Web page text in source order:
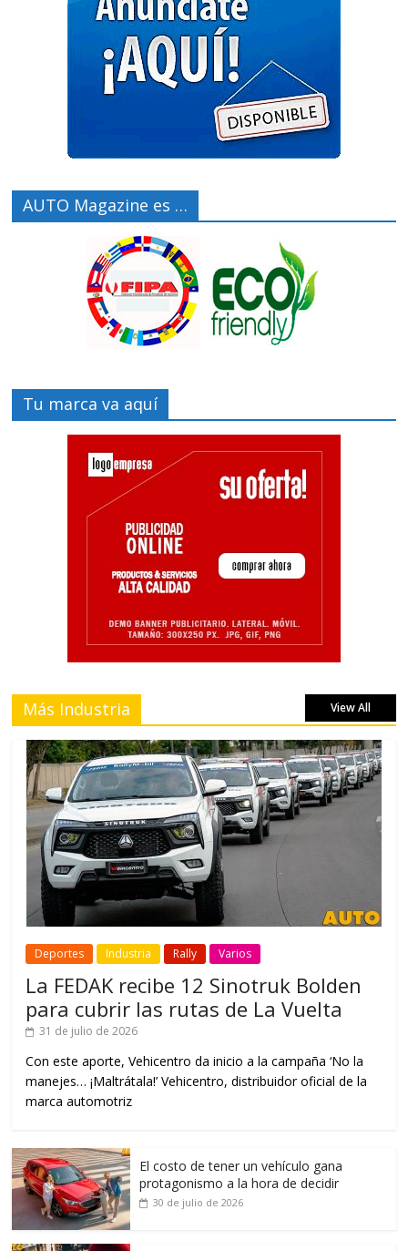
AUTO Magazine es …
Tu marca va aquí
Más Industria View All
Deportes Industria Rally Varios
La FEDAK recibe 12 Sinotruk Bolden
para cubrir las rutas de La Vuelta
31 de julio de 2026
Con este aporte, Vehicentro da inicio a la campaña ‘No la
manejes… ¡Maltrátala!’ Vehicentro, distribuidor oficial de la
marca automotriz
El costo de tener un vehículo gana
protagonismo a la hora de decidir
30 de julio de 2026